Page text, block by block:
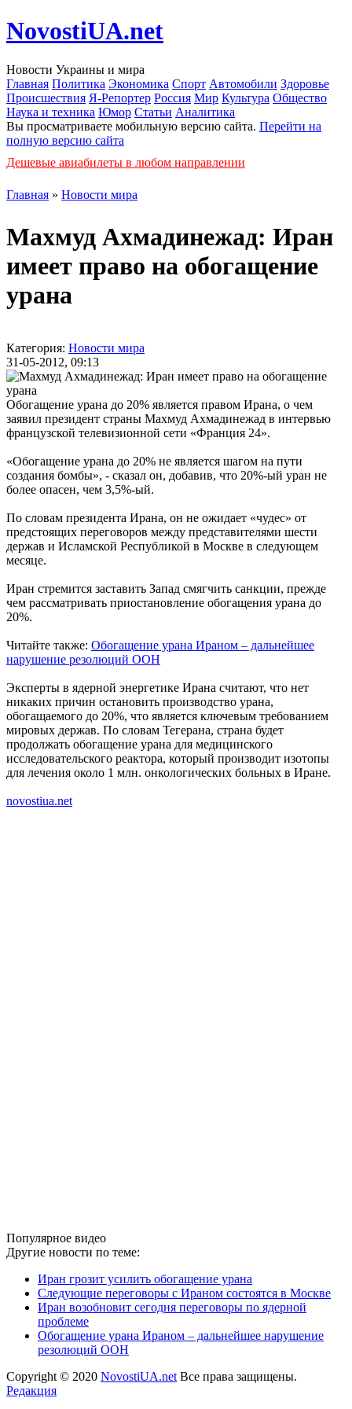
NovostiUA.net
Новости Украины и мира
Главная Политика Экономика Спорт Автомобили Здоровье
Происшествия Я-Репортер Россия Мир Культура Общество
Наука и техника Юмор Статьи Аналитика
Вы просматриваете мобильную версию сайта. Перейти на
полную версию сайта
Дешевые авиабилеты в любом направлении
Главная » Новости мира
Махмуд Ахмадинежад: Иран
имеет право на обогащение
урана
Категория: Новости мира
31-05-2012, 09:13
Обогащение урана до 20% является правом Ирана, о чем
заявил президент страны Махмуд Ахмадинежад в интервью
французской телевизионной сети «Франция 24».
«Обогащение урана до 20% не является шагом на пути
создания бомбы», - сказал он, добавив, что 20%-ый уран не
более опасен, чем 3,5%-ый.
По словам президента Ирана, он не ожидает «чудес» от
предстоящих переговоров между представителями шести
держав и Исламской Республикой в Москве в следующем
месяце.
Иран стремится заставить Запад смягчить санкции, прежде
чем рассматривать приостановление обогащения урана до
20%.
Читайте также: Обогащение урана Ираном – дальнейшее
нарушение резолюций ООН
Эксперты в ядерной энергетике Ирана считают, что нет
никаких причин остановить производство урана,
обогащаемого до 20%, что является ключевым требованием
мировых держав. По словам Тегерана, страна будет
продолжать обогащение урана для медицинского
исследовательского реактора, который производит изотопы
для лечения около 1 млн. онкологических больных в Иране.
novostiua.net
Популярное видео
Другие новости по теме:
Иран грозит усилить обогащение урана
Следующие переговоры с Ираном состоятся в Москве
Иран возобновит сегодня переговоры по ядерной
проблеме
Обогащение урана Ираном – дальнейшее нарушение
резолюций ООН
Copyright © 2020 NovostiUA.net Все права защищены.
Редакция